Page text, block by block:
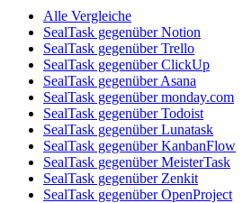
Alle Vergleiche
SealTask gegenüber Notion
SealTask gegenüber Trello
SealTask gegenüber ClickUp
SealTask gegenüber Asana
SealTask gegenüber monday.com
SealTask gegenüber Todoist
SealTask gegenüber Lunatask
SealTask gegenüber KanbanFlow
SealTask gegenüber MeisterTask
SealTask gegenüber Zenkit
SealTask gegenüber OpenProject